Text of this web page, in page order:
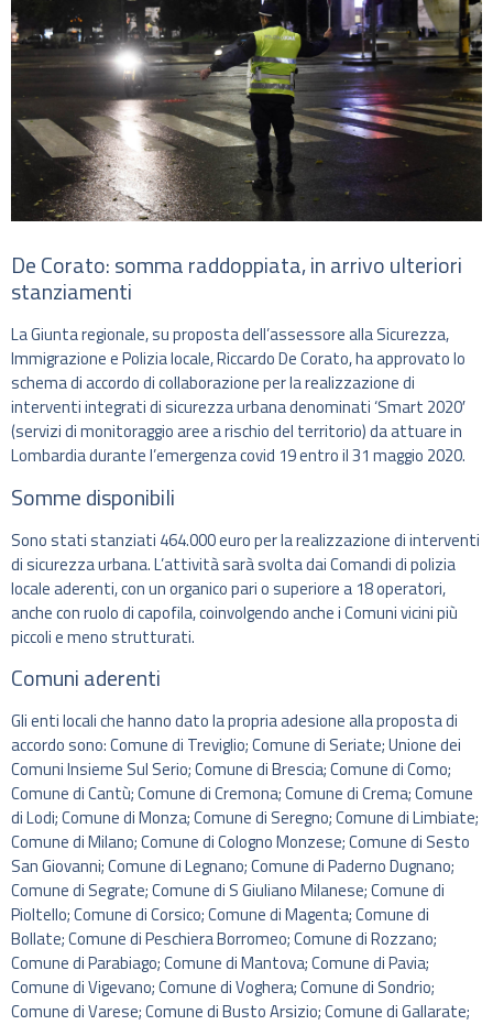
De Corato: somma raddoppiata, in arrivo ulteriori
stanziamenti
La Giunta regionale, su proposta dell’assessore alla Sicurezza,
Immigrazione e Polizia locale, Riccardo De Corato, ha approvato lo
schema di accordo di collaborazione per la realizzazione di
interventi integrati di sicurezza urbana denominati ‘Smart 2020′
(servizi di monitoraggio aree a rischio del territorio) da attuare in
Lombardia durante l’emergenza covid 19 entro il 31 maggio 2020.
Somme disponibili
Sono stati stanziati 464.000 euro per la realizzazione di interventi
di sicurezza urbana. L’attività sarà svolta dai Comandi di polizia
locale aderenti, con un organico pari o superiore a 18 operatori,
anche con ruolo di capofila, coinvolgendo anche i Comuni vicini più
piccoli e meno strutturati.
Comuni aderenti
Gli enti locali che hanno dato la propria adesione alla proposta di
accordo sono: Comune di Treviglio; Comune di Seriate; Unione dei
Comuni Insieme Sul Serio; Comune di Brescia; Comune di Como;
Comune di Cantù; Comune di Cremona; Comune di Crema; Comune
di Lodi; Comune di Monza; Comune di Seregno; Comune di Limbiate;
Comune di Milano; Comune di Cologno Monzese; Comune di Sesto
San Giovanni; Comune di Legnano; Comune di Paderno Dugnano;
Comune di Segrate; Comune di S Giuliano Milanese; Comune di
Pioltello; Comune di Corsico; Comune di Magenta; Comune di
Bollate; Comune di Peschiera Borromeo; Comune di Rozzano;
Comune di Parabiago; Comune di Mantova; Comune di Pavia;
Comune di Vigevano; Comune di Voghera; Comune di Sondrio;
Comune di Varese; Comune di Busto Arsizio; Comune di Gallarate;